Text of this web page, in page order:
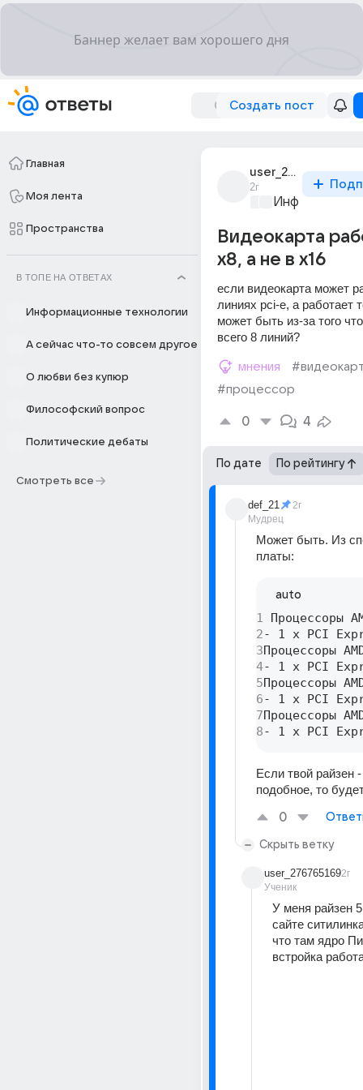
Создать пост
Главная
Моя лента
Пространства
В ТОПЕ НА ОТВЕТАХ
Информационные технологии
А сейчас что-то совсем другое
О любви без купюр
Философский вопрос
Политические дебаты
Смотреть все
user_276765169
2г
Видеокарта
х8, а не в х16
если видеокарта может
линиях pci-e, а работает
может быть из-за того
всего 8 линий?
мнения
#процессор
0 4
По дате По рейтингу
def_21
Мудрец
2г
Может быть. Из
платы:
auto
1
2
3
4
5
6
7
8
Процессоры
- 1 x PCI
Процессоры
- 1 x PCI
Процессоры
- 1 x PCI
Процессоры
- 1 x PCI
Если твой райзен
подобное, то
0
Скрыть ветку
user_276765169
Ученик
2г
У меня райзен
сайте
что там ядро
встройка